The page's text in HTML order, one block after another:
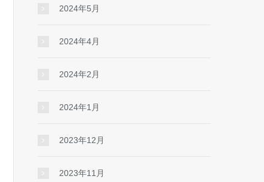
2024年5月
2024年4月
2024年2月
2024年1月
2023年12月
2023年11月